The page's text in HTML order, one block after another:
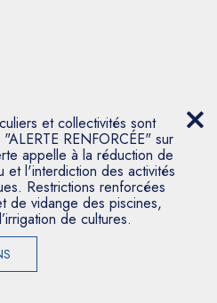
et collectivités sont
RENFORCÉE" sur
appelle à la réduction de
et l'interdiction des activités
Restrictions renforcées
de vidange des piscines,
de cultures.